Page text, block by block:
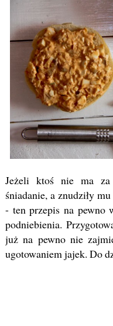
Jeżeli ktoś nie ma za
śniadanie, a znudziły
- ten przepis na pewno
podniebienia.
już na pewno nie
ugotowaniem jajek. Do